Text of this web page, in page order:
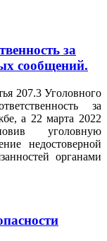
за
сообщений.
207.3 Уголовного
за
а 22 марта 2022
уголовную
недостоверной
органами